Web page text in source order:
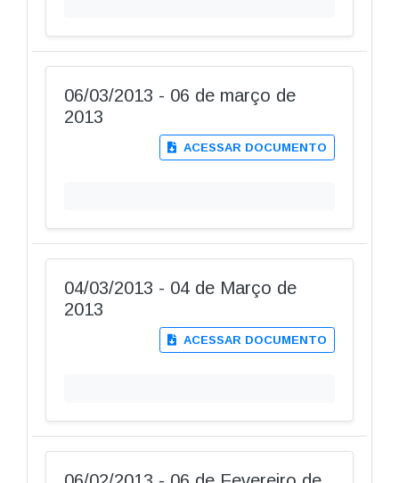
06/03/2013 - 06 de março de
2013
ACESSAR DOCUMENTO
04/03/2013 - 04 de Março de
2013
ACESSAR DOCUMENTO